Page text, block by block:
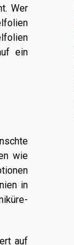
Wer
ein
wie
in
auf